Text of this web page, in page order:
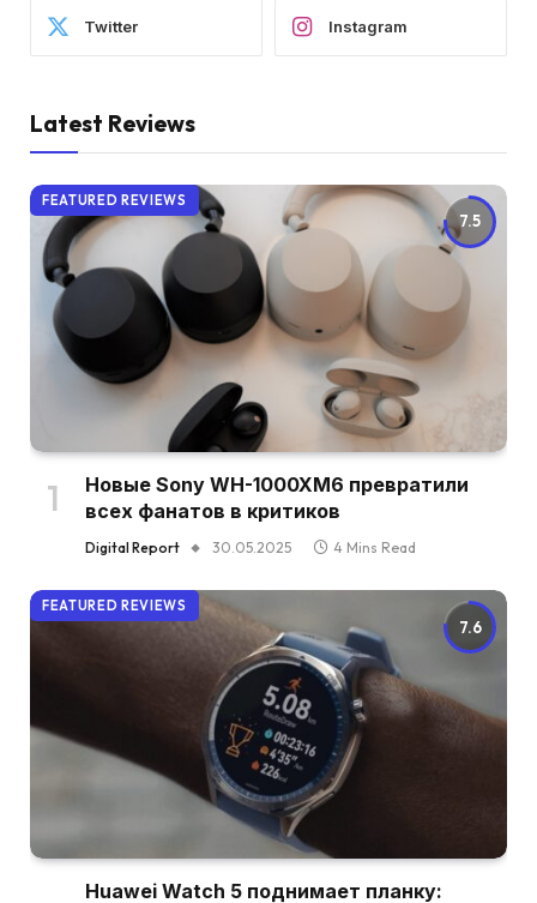
Twitter Instagram
Latest Reviews
7.5
FEATURED REVIEWS
Новые Sony WH-1000XM6 превратили
всех фанатов в критиков
Digital Report 30.05.2025 4 Mins Read
7.6
FEATURED REVIEWS
Huawei Watch 5 поднимает планку: